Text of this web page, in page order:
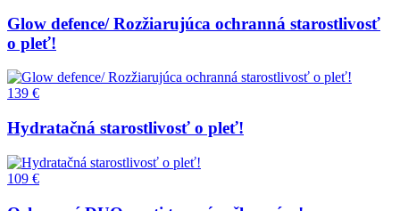
Glow defence/ Rozžiarujúca ochranná starostlivosť
o pleť!
139 €
Hydratačná starostlivosť o pleť!
109 €